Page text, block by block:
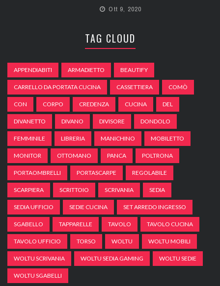
Ott 9, 2020
TAG CLOUD
APPENDIABITI ARMADIETTO BEAUTIFY
CARRELLO DA PORTATA CUCINA CASSETTIERA COMÒ
CON CORPO CREDENZA CUCINA DEL
DIVANETTO DIVANO DIVISORE DONDOLO
FEMMINILE LIBRERIA MANICHINO MOBILETTO
MONITOR OTTOMANO PANCA POLTRONA
PORTAOMBRELLI PORTASCARPE REGOLABILE
SCARPIERA SCRITTOIO SCRIVANIA SEDIA
SEDIA UFFICIO SEDIE CUCINA SET ARREDO INGRESSO
SGABELLO TAPPARELLE TAVOLO TAVOLO CUCINA
TAVOLO UFFICIO TORSO WOLTU WOLTU MOBILI
WOLTU SCRIVANIA WOLTU SEDIA GAMING WOLTU SEDIE
WOLTU SGABELLI